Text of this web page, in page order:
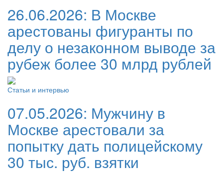
26.06.2026: В Москве
арестованы фигуранты по
делу о незаконном выводе за
рубеж более 30 млрд рублей
Статьи и интервью
07.05.2026: Мужчину в
Москве арестовали за
попытку дать полицейскому
30 тыс. руб. взятки